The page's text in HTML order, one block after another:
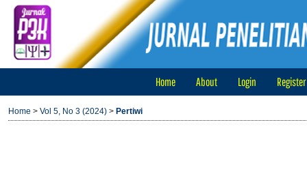
Home About Login Register
Home > Vol 5, No 3 (2024) > Pertiwi